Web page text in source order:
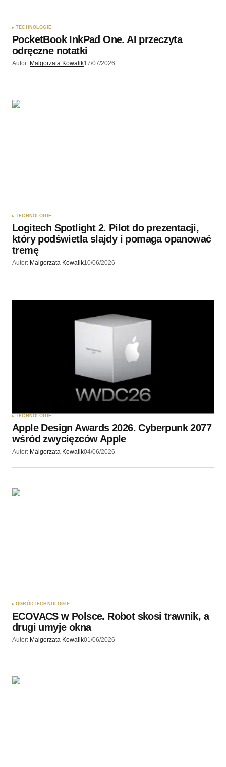
Wyślij komentarz
TECHNOLOGIE
PocketBook InkPad One. AI przeczyta
odręczne notatki
Autor: Malgorzata Kowalik17/07/2026
TECHNOLOGIE
Logitech Spotlight 2. Pilot do prezentacji,
który podświetla slajdy i pomaga opanować
tremę
Autor: Malgorzata Kowalik10/06/2026
TECHNOLOGIE
Apple Design Awards 2026. Cyberpunk 2077
wśród zwycięzców Apple
Autor: Malgorzata Kowalik04/06/2026
OGRÓDTECHNOLOGIE
ECOVACS w Polsce. Robot skosi trawnik, a
drugi umyje okna
Autor: Malgorzata Kowalik01/06/2026